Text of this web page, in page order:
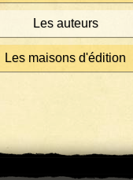
Les auteurs
Les maisons d'édition